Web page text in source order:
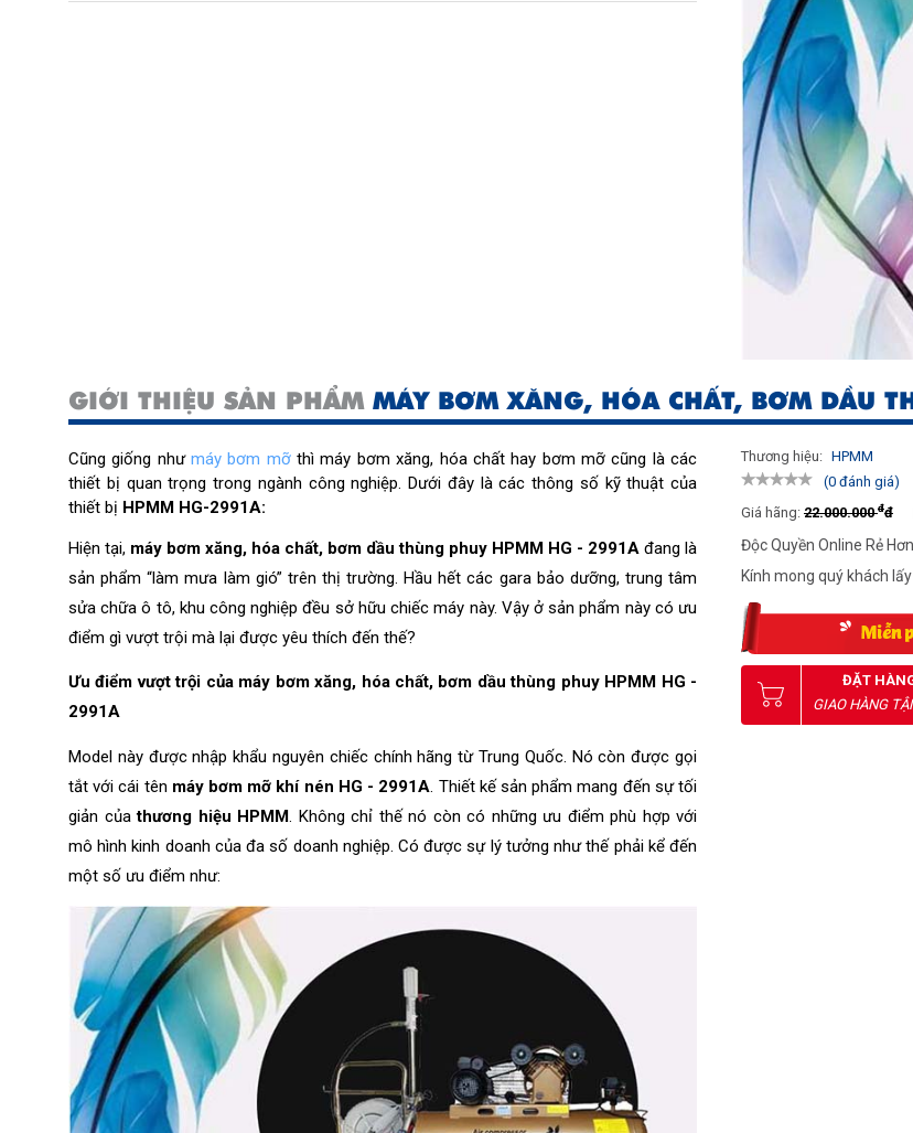
GIỚI THIỆU SẢN PHẨM MÁY BƠM XĂNG, HÓA CHẤT, BƠM DẦU
Cũng giống nhưmáy bơm mỡthì máy bơm xăng, hóa chất hay bơm mỡ cũng là các
thiết bị quan trọng trong ngành công nghiệp. Dưới đây là các thông số kỹ thuật của
thiết bị HPMM HG-2991A:
Hiện tại, máy bơm xăng, hóa chất, bơm dầu thùng phuy HPMM HG - 2991A đang là
sản phẩm “làm mưa làm gió” trên thị trường. Hầu hết các gara bảo dưỡng, trung tâm
sửa chữa ô tô, khu công nghiệp đều sở hữu chiếc máy này. Vậy ở sản phẩm này có ưu
điểm gì vượt trội mà lại được yêu thích đến thế?
Ưu điểm vượt trội của máy bơm xăng, hóa chất, bơm dầu thùng phuy HPMM HG -
2991A
Model này được nhập khẩu nguyên chiếc chính hãng từ Trung Quốc. Nó còn được gọi
tắt với cái tên máy bơm mỡ khí nén HG - 2991A. Thiết kế sản phẩm mang đến sự tối
giản của thương hiệu HPMM. Không chỉ thế nó còn có những ưu điểm phù hợp với
mô hình kinh doanh của đa số doanh nghiệp. Có được sự lý tưởng như thế phải kể đến
một số ưu điểm như:
Thương hiệu: HPMM
(0 đánh giá)
Giá hãng: 22.000.000đđ
Độc Quyền Online Rẻ
Kính mong quý khách
ĐẶT
GIAO HÀNG